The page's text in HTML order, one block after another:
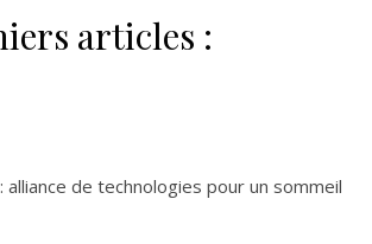
articles :
alliance de technologies pour un sommeil